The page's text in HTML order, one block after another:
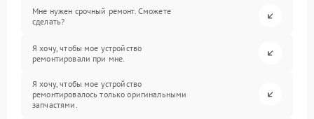
Мне нужен срочный ремонт. Сможете
сделать?
Я хочу, чтобы мое устройство
ремонтировали при мне.
Я хочу, чтобы мое устройство
ремонтировалось только оригинальными
запчастями.